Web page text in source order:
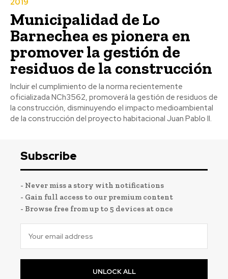
2019
Municipalidad de Lo
Barnechea es pionera en
promover la gestión de
residuos de la construcción
Incluir el cumplimiento de la norma recientemente
oficializada NCh3562, promoverá la gestión de residuos de
la construcción, disminuyendo el impacto medioambiental
de la construcción del proyecto habitacional Juan Pablo II.
Subscribe
- Never miss a story with notifications
- Gain full access to our premium content
- Browse free from up to 5 devices at once
UNLOCK ALL